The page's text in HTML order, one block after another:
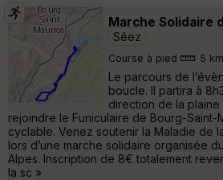
Marche Solidaire
Séez
Course à pied 5 km
Le parcours de
boucle. Il partira à
direction de la
rejoindre le Funiculaire de Bourg-Saint-
cyclable. Venez soutenir la Maladie de
lors d’une marche solidaire organisée
Alpes. Inscription de 8€ totalement
la sc »